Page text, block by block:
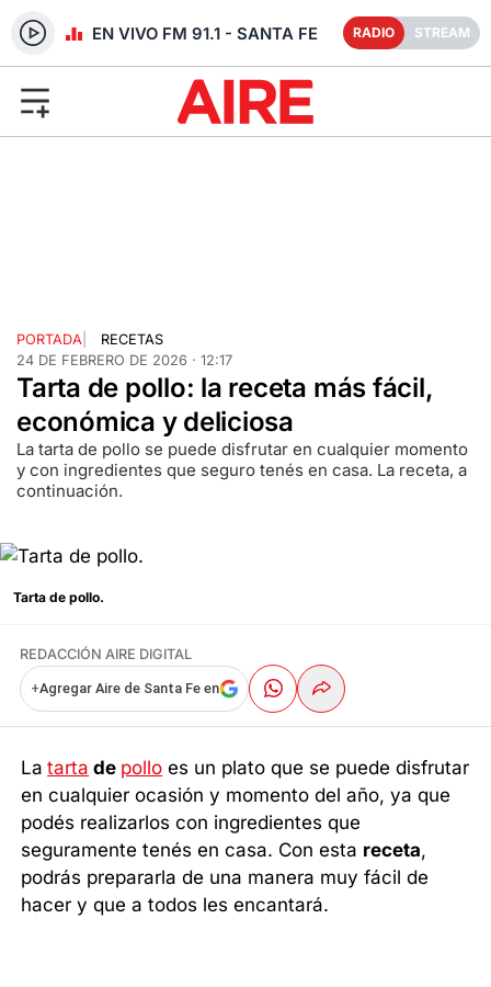
RADIO EN VIVO FM 91.1 - SANTA FE RADIO STREAM
PORTADA
RECETAS
24 DE FEBRERO DE 2026 · 12:17
Tarta de pollo: la receta más fácil,
económica y deliciosa
La tarta de pollo se puede disfrutar en cualquier momento
y con ingredientes que seguro tenés en casa. La receta, a
continuación.
Tarta de pollo.
REDACCIÓN AIRE DIGITAL
+Agregar Aire de Santa Fe en
La tarta de pollo es un plato que se puede disfrutar
en cualquier ocasión y momento del año, ya que
podés realizarlos con ingredientes que
seguramente tenés en casa. Con esta receta,
podrás prepararla de una manera muy fácil de
hacer y que a todos les encantará.